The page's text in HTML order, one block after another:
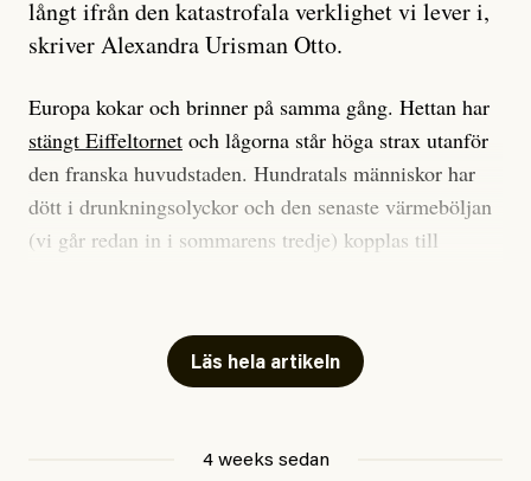
långt ifrån den katastrofala verklighet vi lever i,
skriver Alexandra Urisman Otto.
Europa kokar och brinner på samma gång. Hettan har
stängt Eiffeltornet och lågorna står höga strax utanför
den franska huvudstaden. Hundratals människor har
dött i drunkningsolyckor och den senaste värmeböljan
(vi går redan in i sommarens tredje) kopplas till
Har du också panik i hettan? Känns det som en
mardröm? Bra, allt annat vore fullständigt orimligt.
att han brukar vara ganska återhållsam när han
Läs hela artikeln
4 weeks sedan